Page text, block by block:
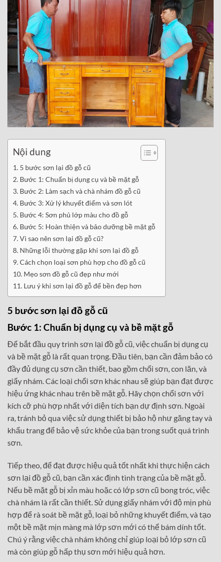
Nội dung
5 bước sơn lại đồ gỗ cũ
Bước 1: Chuẩn bị dụng cụ và bề mặt gỗ
Bước 2: Làm sạch và chà nhám đồ gỗ cũ
Bước 3: Xử lý khuyết điểm và sơn lót
Bước 4: Sơn phủ lớp màu cho đồ gỗ
Bước 5: Hoàn thiện và bảo dưỡng bề mặt gỗ
Vì sao nên sơn lại đồ gỗ cũ?
Những lỗi thường gặp khi sơn lại đồ gỗ
Cách chọn loại sơn phù hợp cho đồ gỗ cũ
Mẹo sơn đồ gỗ cũ đẹp như mới
Lưu ý khi sơn lại đồ gỗ để bền đẹp hơn
5 bước sơn lại đồ gỗ cũ
Bước 1: Chuẩn bị dụng cụ và bề mặt gỗ
Để bắt đầu quy trình sơn lại đồ gỗ cũ, việc chuẩn bị dụng cụ
và bề mặt gỗ là rất quan trọng. Đầu tiên, bạn cần đảm bảo có
đầy đủ dụng cụ sơn cần thiết, bao gồm chổi sơn, con lăn, và
giấy nhám. Các loại chổi sơn khác nhau sẽ giúp bạn đạt được
hiệu ứng khác nhau trên bề mặt gỗ. Hãy chọn chổi sơn với
kích cỡ phù hợp nhất với diện tích bạn dự định sơn. Ngoài
ra, tránh bỏ qua việc sử dụng thiết bị bảo hộ như găng tay và
khẩu trang để bảo vệ sức khỏe của bạn trong suốt quá trình
sơn.
Tiếp theo, để đạt được hiệu quả tốt nhất khi thực hiện cách
sơn lại đồ gỗ cũ, bạn cần xác định tình trạng của bề mặt gỗ.
Nếu bề mặt gỗ bị xỉn màu hoặc có lớp sơn cũ bong tróc, việc
chà nhám là rất cần thiết. Sử dụng giấy nhám với độ mịn phù
hợp để rà soát bề mặt gỗ, loại bỏ những khuyết điểm, và tạo
một bề mặt mịn màng mà lớp sơn mới có thể bám dính tốt.
Chú ý rằng việc chà nhám không chỉ giúp loại bỏ lớp sơn cũ
mà còn giúp gỗ hấp thụ sơn mới hiệu quả hơn.